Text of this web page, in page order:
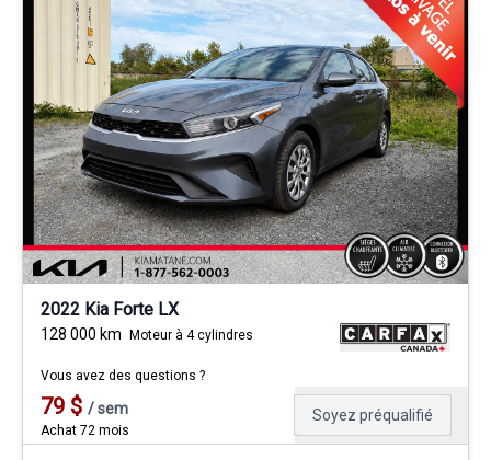
2022 Kia Forte LX
128 000 km Moteur à 4 cylindres
Vous avez des questions ?
79 $ /sem
Achat 72 mois
Soyez préqualifié